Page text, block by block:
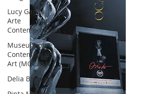
Lucy García |
Arte
Contemporáneo.
Museum of
Contemporary
Art (MOCA) N
Delia Blanco